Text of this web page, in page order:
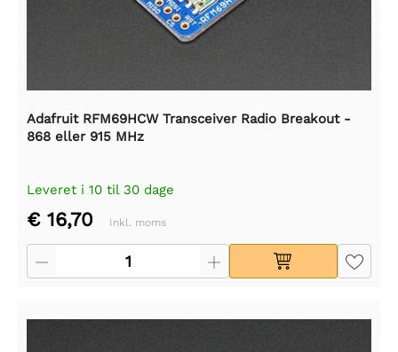
Adafruit RFM69HCW Transceiver Radio Breakout -
868 eller 915 MHz
Leveret i 10 til 30 dage
€ 16,70 Inkl. moms